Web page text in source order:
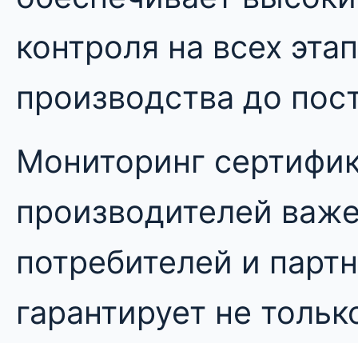
контроля на всех
производства до
Мониторинг
производителей
потребителей и
гарантирует не